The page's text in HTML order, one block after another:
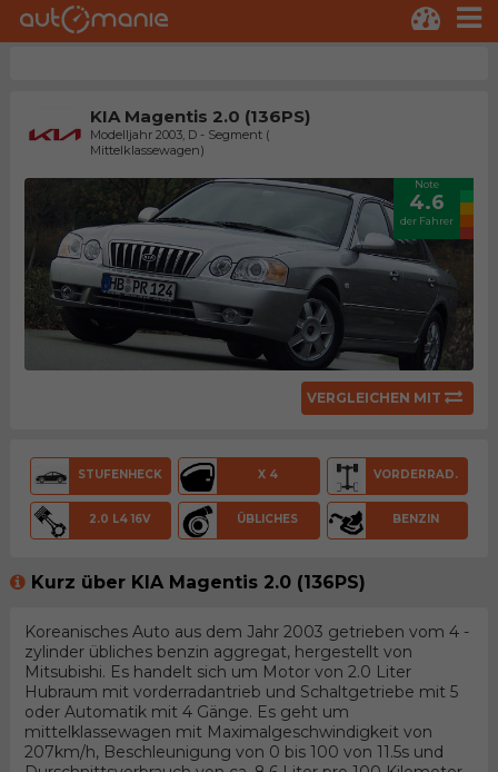
KIA Magentis 2.0 (136PS)
Modelljahr 2003, D - Segment (
Mittelklassewagen)
Note
4.6
der Fahrer
VERGLEICHEN MIT
STUFENHECK X 4 VORDERRAD.
2.0 L4 16V ÜBLICHES BENZIN
Kurz über KIA Magentis 2.0 (136PS)
Koreanisches Auto aus dem Jahr 2003 getrieben vom 4 -
zylinder übliches benzin aggregat, hergestellt von
Mitsubishi. Es handelt sich um Motor von 2.0 Liter
Hubraum mit vorderradantrieb und Schaltgetriebe mit 5
oder Automatik mit 4 Gänge. Es geht um
mittelklassewagen mit Maximalgeschwindigkeit von
207km/h, Beschleunigung von 0 bis 100 von 11.5s und